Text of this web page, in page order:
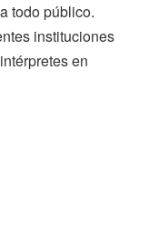
todo público.
instituciones
en